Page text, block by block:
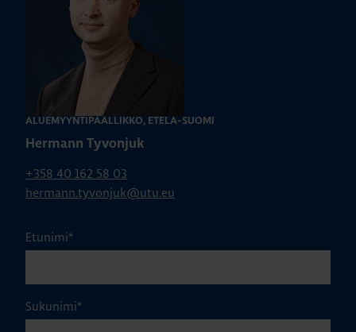
ALUEMYYNTIPÄÄLLIKKÖ, ETELÄ-SUOMI
Hermann Tyvonjuk
+358 40 162 58 03
hermann.tyvonjuk@utu.eu
Etunimi*
Sukunimi*